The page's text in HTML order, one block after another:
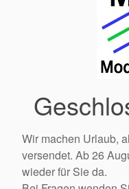
Wir machen Urlaub,
versendet. Ab 26
wieder für Sie da.